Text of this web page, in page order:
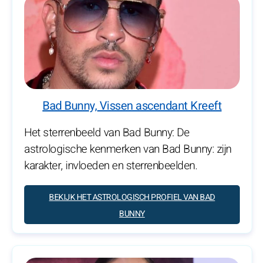
Bad Bunny, Vissen ascendant Kreeft
Het sterrenbeeld van Bad Bunny: De
astrologische kenmerken van Bad Bunny: zijn
karakter, invloeden en sterrenbeelden.
BEKIJK HET ASTROLOGISCH PROFIEL VAN BAD
BUNNY